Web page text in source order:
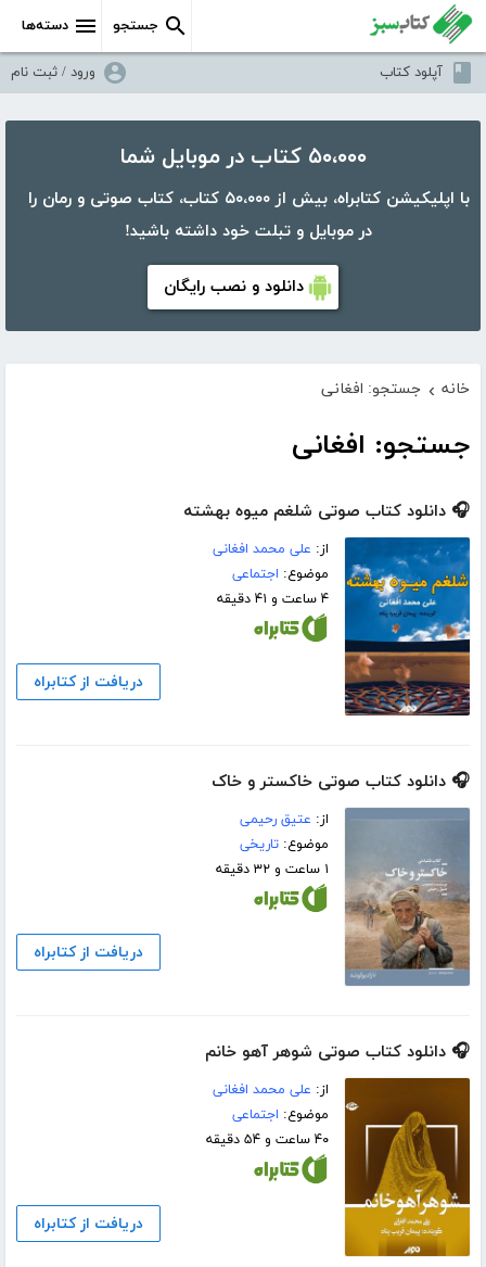
دسته‌ها جستجو
آپلود کتاب ورود / ثبت نام
۵۰،۰۰۰ کتاب در موبایل شما
با اپلیکیشن کتابراه، بیش از ۵۰،۰۰۰ کتاب، کتاب صوتی و رمان را
در موبایل و تبلت خود داشته باشید!
دانلود و نصب رایگان
خانه › جستجو: افغانی
جستجو: افغانی
🎧 دانلود کتاب صوتی شلغم میوه بهشته
از: علی محمد افغانی
موضوع: اجتماعی
۴ ساعت و ۴۱ دقیقه
دریافت از کتابراه
🎧 دانلود کتاب صوتی خاکستر و خاک
از: عتیق رحیمی
موضوع:تاریخی
۱ ساعت و ۳۲ دقیقه
دریافت از کتابراه
🎧 دانلود کتاب صوتی شوهر آهو خانم
از: علی محمد افغانی
موضوع: اجتماعی
۴۰ ساعت و ۵۴ دقیقه
دریافت از کتابراه